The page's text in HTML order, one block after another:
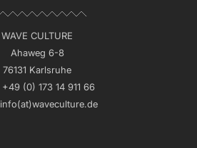
WAVE CULTURE
Ahaweg 6-8
76131 Karlsruhe
+49 (0) 173 14 911 66
info(at)waveculture.de